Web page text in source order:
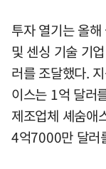
투자 열기는 올
및 센싱 기술 기
러를 조달했다.
이스는 1억 달러
제조업체 셰숨애
4억7000만 달러